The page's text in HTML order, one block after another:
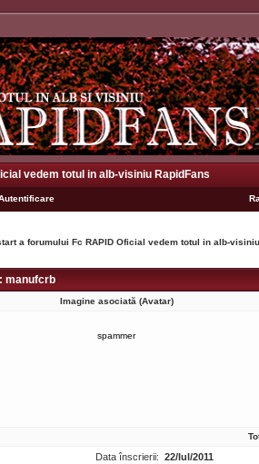
vedem totul in alb-visiniu RapidFans
a forumului Fc RAPID Oficial vedem totul in alb-
manufcrb
Imagine asociată (Avatar)
spammer
Data înscrierii: 22/Iul/2011